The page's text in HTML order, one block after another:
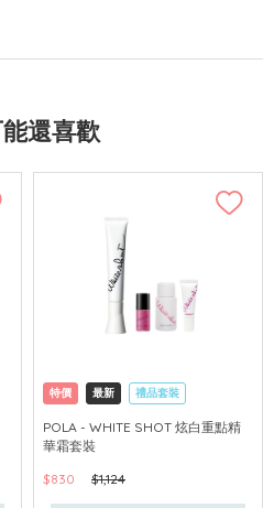
還喜歡
特價 最新 禮品套裝
網購店取 可中國內地配送
POLA - WHITE SHOT 炫白重點精
華霜套裝
$830
$1,124